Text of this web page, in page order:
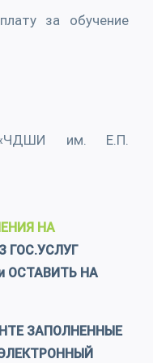
за обучение
«ЧДШИ им. Е.П.
НА
ГОС.УСЛУГ
ОСТАВИТЬ НА
ЗАПОЛНЕННЫЕ